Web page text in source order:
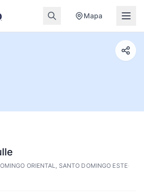
Mapa
ORIENTAL, SANTO DOMINGO ESTE·